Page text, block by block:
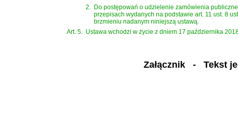
2. Do postępowań o udzielenie zamówienia
przepisach wydanych na podstawie art. 11 ust. 8
brzmieniu nadanym niniejszą ustawą.
Art. 5. Ustawa wchodzi w życie z dniem 17 października
Załącznik- Tekst